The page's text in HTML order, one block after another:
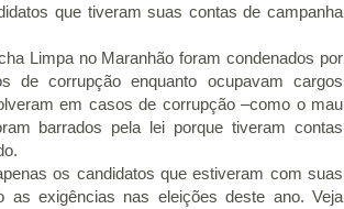
que tiveram suas contas de campanha
Limpa no Maranhão foram condenados por
de corrupção enquanto ocupavam cargos
em casos de corrupção –como o mau
barrados pela lei porque tiveram contas
os candidatos que estiveram com suas
as exigências nas eleições deste ano. Veja